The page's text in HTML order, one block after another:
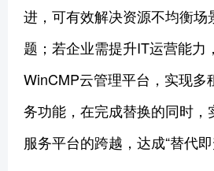
进，可有效解决资源不均衡场
题；若企业需提升IT运营能力
WinCMP云管理平台，实现多
务功能，在完成替换的同时，
服务平台的跨越，达成“替代即